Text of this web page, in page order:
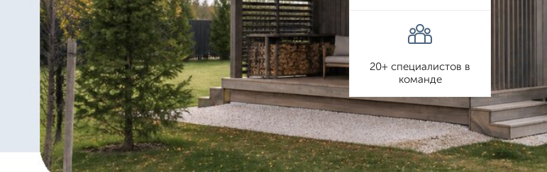
20+ специалистов в
команде